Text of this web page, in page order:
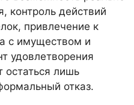
контроль действий
привлечение к
с имуществом и
удовлетворения
остаться лишь
отказ.